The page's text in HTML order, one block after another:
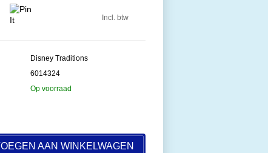
Incl. btw
Disney Traditions
6014324
Op voorraad
AAN WINKELWAGEN